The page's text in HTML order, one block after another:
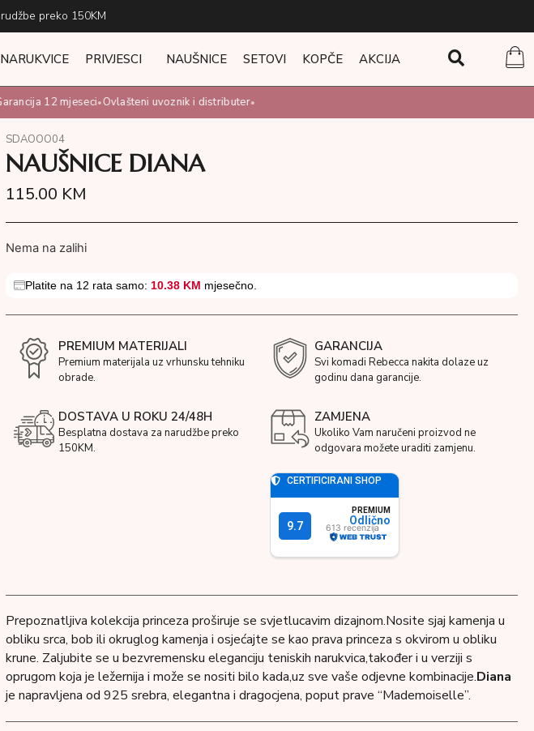
preko 150KM
NARUKVICE PRIVJESCI NAUŠNICE SETOVI KOPČE AKCIJA
12 mjeseci•Ovlašteni uvoznik i distributer•
SDAOOO04
NAUŠNICE DIANA
115.00 KM
Nema na zalihi
Platite na 12 rata samo: 10.38 KM mjesečno.
PREMIUM MATERIJALI
Premium materijala uz vrhunsku tehniku
obrade.
GARANCIJA
Svi komadi Rebecca nakita dolaze uz
godinu dana garancije.
DOSTAVA U ROKU 24/48H
Besplatna dostava za narudžbe preko
150KM.
ZAMJENA
Ukoliko Vam naručeni proizvod ne
odgovara možete uraditi zamjenu.
Prepoznatljiva kolekcija princeza proširuje se svjetlucavim dizajnom.Nosite sjaj kamenja u
obliku srca, bob ili okruglog kamenja i osjećajte se kao prava princeza s okvirom u obliku
krune. Zaljubite se u bezvremensku eleganciju teniskih narukvica,također i u verziji s
oprugom koja je ležernija i može se nositi bilo kada,uz sve vaše odjevne kombinacije.Diana
je napravljena od 925 srebra, elegantna i dragocjena, poput prave “Mademoiselle”.